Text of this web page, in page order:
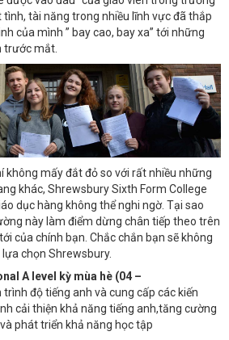
tài năng trong nhiều lĩnh vực đã thắp
của mình ” bay cao, bay xa” tới những
trước mắt.
không mấy đắt đỏ so với rất nhiều những
khác, Shrewsbury Sixth Form College
dục hàng không thể nghi ngờ. Tại sao
này làm điểm dừng chân tiếp theo trên
của chính bạn. Chắc chắn bạn sẽ không
chọn Shrewsbury.
A level kỳ mùa hè (04 –
độ tiếng anh và cung cấp các kiến
cải thiện khả năng tiếng anh,tăng cường
phát triển khả năng học tập